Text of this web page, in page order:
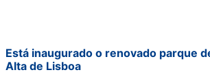
Está inaugurado o renovado parque
Alta de Lisboa